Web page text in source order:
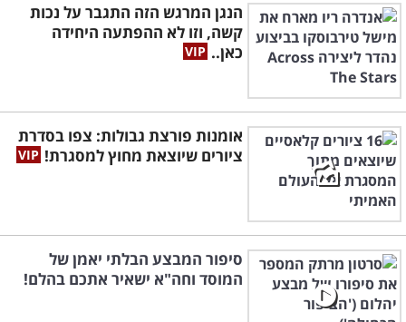
הנגן המרגש הזה התגבר על נכות
קשה, וזו לא ההפתעה היחידה
כאן..
אומנות פורצת גבולות: צפו בסדרת
ציורים שיוצאת מחוץ למסגרת!
סיפור המבצע הבלתי יאמן של
המוסד וחה"א ישאיר אתכם בהלם!